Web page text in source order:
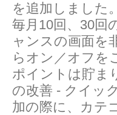
を追加しました
毎月10回、30回
ャンスの画面
らオン／オフ
ポイントは貯ま
の改善 - クイッ
加の際に、カテ